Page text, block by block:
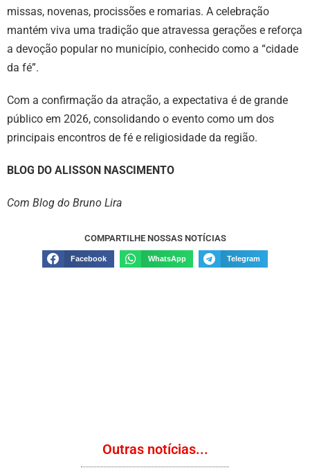
missas, novenas, procissões e romarias. A celebração
mantém viva uma tradição que atravessa gerações e reforça
a devoção popular no município, conhecido como a “cidade
da fé”.
Com a confirmação da atração, a expectativa é de grande
público em 2026, consolidando o evento como um dos
principais encontros de fé e religiosidade da região.
BLOG DO ALISSON NASCIMENTO
Com Blog do Bruno Lira
COMPARTILHE NOSSAS NOTÍCIAS
Facebook WhatsApp Telegram
Outras notícias...